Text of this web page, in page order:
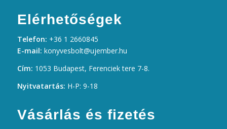
Elérhetőségek
Telefon: +36 1 2660845
E-mail: konyvesbolt@ujember.hu
Cím: 1053 Budapest, Ferenciek tere 7-8.
Nyitvatartás: H-P: 9-18
Vásárlás és fizetés